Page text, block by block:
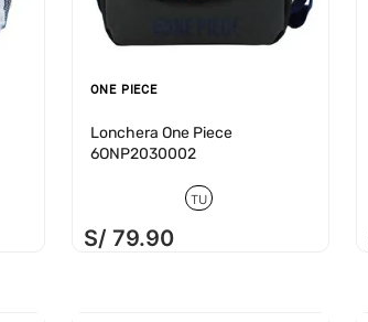
ONE PIECE
Lonchera One Piece
6ONP2030002
TU
S/ 79.90